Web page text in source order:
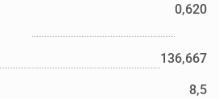
0,620
136,667
8,5